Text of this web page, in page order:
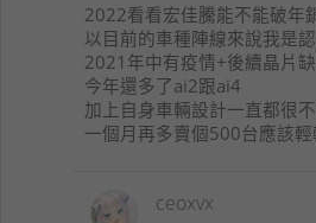
2022看看宏佳騰能不能破年
以目前的車種陣線來說我是
2021年中有疫情+後續晶片
今年還多了ai2跟ai4
加上自身車輛設計一直都很
一個月再多賣個500台應該
ceoxvx